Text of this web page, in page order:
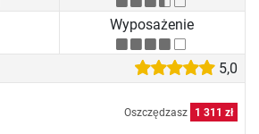
Wyposażenie
5,0
Oszczędzasz 1 311 zł